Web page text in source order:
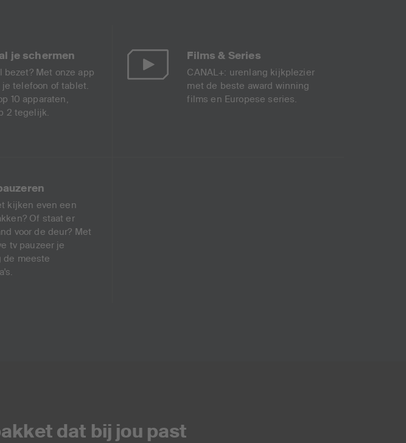
je schermen
bezet? Met onze app
telefoon of tablet.
10 apparaten,
2 tegelijk.
Films & Series
CANAL+: urenlang kijkplezier
met de beste award winning
films en Europese series.
kijken even een
Of staat er
voor de deur? Met
tv pauzeer je
de meeste
dat bij jou past